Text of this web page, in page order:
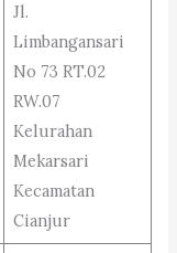
Jl.
Limbangansari
No 73 RT.02
RW.07
Kelurahan
Mekarsari
Kecamatan
Cianjur